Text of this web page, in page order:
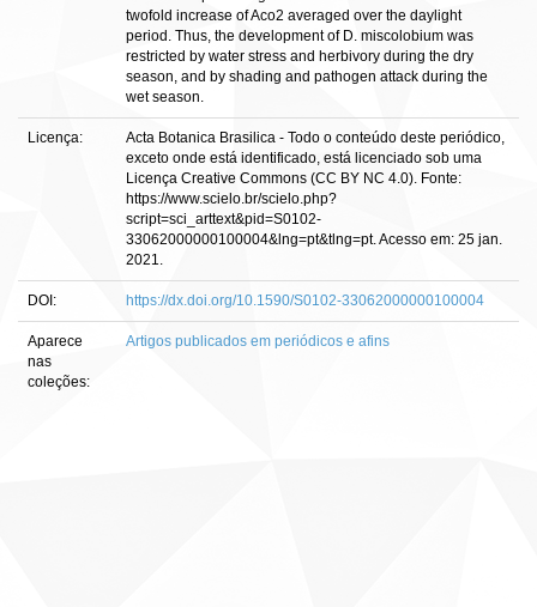
twofold increase of Aco2 averaged over the daylight
period. Thus, the development of D. miscolobium was
restricted by water stress and herbivory during the dry
season, and by shading and pathogen attack during the
wet season.
Licença:
Acta Botanica Brasilica - Todo o conteúdo deste periódico,
exceto onde está identificado, está licenciado sob uma
Licença Creative Commons (CC BY NC 4.0). Fonte:
https://www.scielo.br/scielo.php?
script=sci_arttext&pid=S0102-
33062000000100004&lng=pt&tlng=pt. Acesso em: 25 jan.
2021.
DOI: https://dx.doi.org/10.1590/S0102-33062000000100004
Aparece
nas
coleções:
Artigos publicados em periódicos e afins